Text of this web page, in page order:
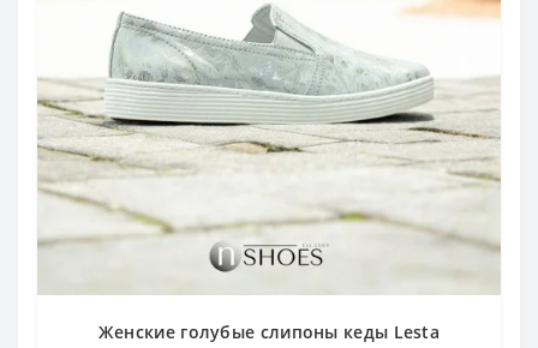
Женские голубые слипоны кеды Lesta